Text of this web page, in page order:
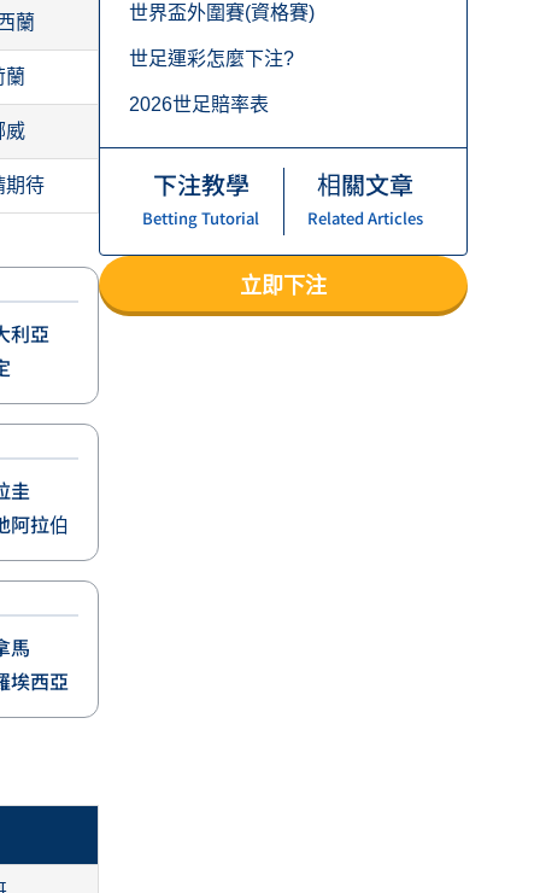
蘭
蘭
威
期待
利亞
圭
阿拉伯
馬
埃西亞
世界盃外圍賽(資格賽)
世足運彩怎麼下注?
2026世足賠率表
下注教學
Betting Tutorial
相關文章
Related Articles
立即下注